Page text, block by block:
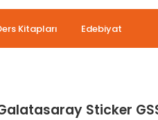
Kitapları Edebiyat
Sticker